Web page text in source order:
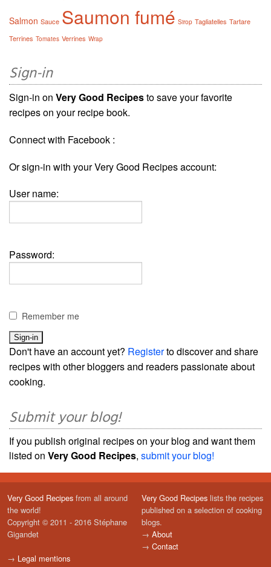
Salmon Sauce Saumon fumé Sirop Tagliatelles Tartare
Terrines Tomates Verrines Wrap
Sign-in
Sign-in on Very Good Recipesto save your favorite
recipes on your recipe book.
Connect with Facebook :
Or sign-in with your Very Good Recipes account:
User name:
Password:
Remember me
Don't have an account yet? Registerto discover and share
recipes with other bloggers and readers passionate about
cooking.
Submit your blog!
If you publish original recipes on your blog and want them
listed on Very Good Recipes, submit your blog!
Very Good Recipes from all around
the world!
Copyright © 2011 - 2016 Stéphane
Gigandet
→ Legal mentions
Very Good Recipes lists the recipes
published on a selection of cooking
blogs.
→ About
→ Contact